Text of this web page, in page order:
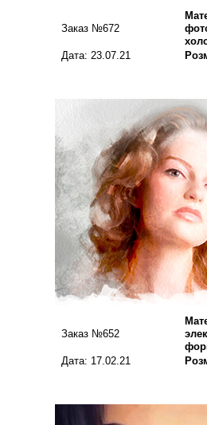
Заказ №672
Дата: 23.07.21
Заказ №652
Дата: 17.02.21